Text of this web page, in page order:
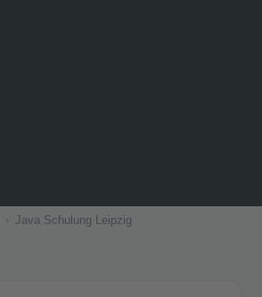
Java Schulung Leipzig